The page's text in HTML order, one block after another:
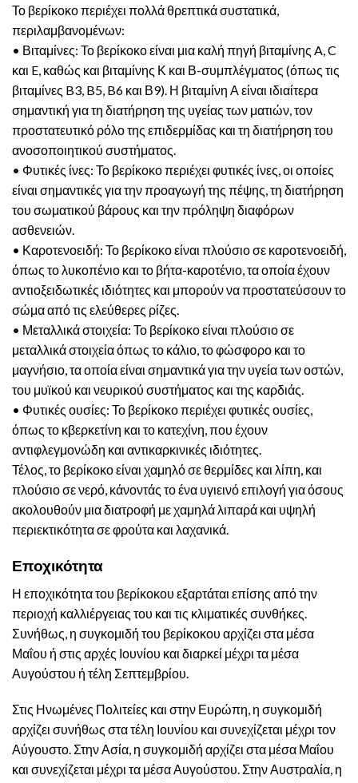
Το βερίκοκο περιέχει πολλά θρεπτικά συστατικά,
περιλαμβανομένων:
• Βιταμίνες: Το βερίκοκο είναι μια καλή πηγή βιταμίνης A, C
και E, καθώς και βιταμίνης Κ και Β-συμπλέγματος (όπως τις
βιταμίνες B3, B5, B6 και Β9). Η βιταμίνη Α είναι ιδιαίτερα
σημαντική για τη διατήρηση της υγείας των ματιών, τον
προστατευτικό ρόλο της επιδερμίδας και τη διατήρηση του
ανοσοποιητικού συστήματος.
• Φυτικές ίνες: Το βερίκοκο περιέχει φυτικές ίνες, οι οποίες
είναι σημαντικές για την προαγωγή της πέψης, τη διατήρηση
του σωματικού βάρους και την πρόληψη διαφόρων
ασθενειών.
• Καροτενοειδή: Το βερίκοκο είναι πλούσιο σε καροτενοειδή,
όπως το λυκοπένιο και το βήτα-καροτένιο, τα οποία έχουν
αντιοξειδωτικές ιδιότητες και μπορούν να προστατεύσουν το
σώμα από τις ελεύθερες ρίζες.
• Μεταλλικά στοιχεία: Το βερίκοκο είναι πλούσιο σε
μεταλλικά στοιχεία όπως το κάλιο, το φώσφορο και το
μαγνήσιο, τα οποία είναι σημαντικά για την υγεία των οστών,
του μυϊκού και νευρικού συστήματος και της καρδιάς.
• Φυτικές ουσίες: Το βερίκοκο περιέχει φυτικές ουσίες,
όπως το κβερκετίνη και το κατεχίνη, που έχουν
αντιφλεγμονώδη και αντικαρκινικές ιδιότητες.
Τέλος, το βερίκοκο είναι χαμηλό σε θερμίδες και λίπη, και
πλούσιο σε νερό, κάνοντάς το ένα υγιεινό επιλογή για όσους
ακολουθούν μια διατροφή με χαμηλά λιπαρά και υψηλή
περιεκτικότητα σε φρούτα και λαχανικά.
Εποχικότητα
Η εποχικότητα του βερίκοκου εξαρτάται επίσης από την
περιοχή καλλιέργειας του και τις κλιματικές συνθήκες.
Συνήθως, η συγκομιδή του βερίκοκου αρχίζει στα μέσα
Μαΐου ή στις αρχές Ιουνίου και διαρκεί μέχρι τα μέσα
Αυγούστου ή τέλη Σεπτεμβρίου.
Στις Ηνωμένες Πολιτείες και στην Ευρώπη, η συγκομιδή
αρχίζει συνήθως στα τέλη Ιουνίου και συνεχίζεται μέχρι τον
Αύγουστο. Στην Ασία, η συγκομιδή αρχίζει στα μέσα Μαΐου
και συνεχίζεται μέχρι τα μέσα Αυγούστου. Στην Αυστραλία, η